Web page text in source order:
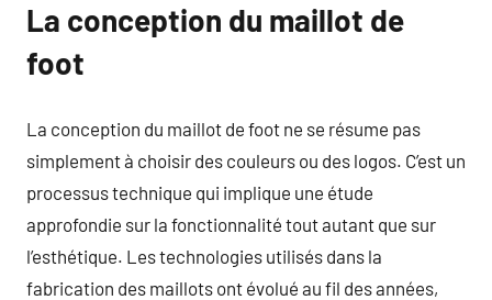
La conception du maillot de
foot
La conception du maillot de foot ne se résume pas
simplement à choisir des couleurs ou des logos. C’est un
processus technique qui implique une étude
approfondie sur la fonctionnalité tout autant que sur
l’esthétique. Les technologies utilisés dans la
fabrication des maillots ont évolué au fil des années,